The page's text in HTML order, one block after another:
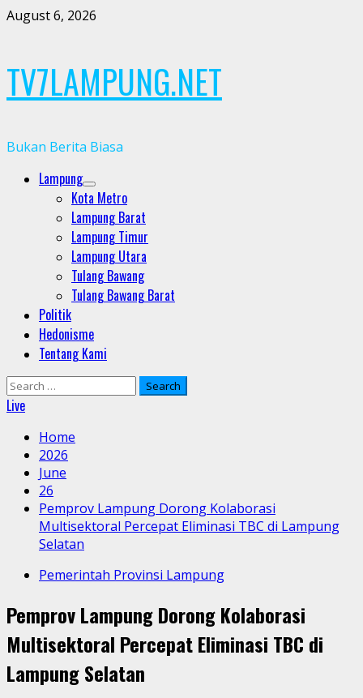
Skip
August 6, 2026
TV7LAMPUNG.NET
Bukan Berita Biasa
PrimaryLampung
Kota Metro
Lampung Barat
Lampung Timur
Lampung Utara
Tulang Bawang
Tulang Bawang Barat
Politik
Hedonisme
Tentang Kami
Search
for:
Live
Home
2026
June
26
Pemprov Lampung Dorong Kolaborasi
Multisektoral Percepat Eliminasi TBC di Lampung
Selatan
Pemerintah Provinsi Lampung
Pemprov Lampung Dorong Kolaborasi
Multisektoral Percepat Eliminasi TBC di
Lampung Selatan